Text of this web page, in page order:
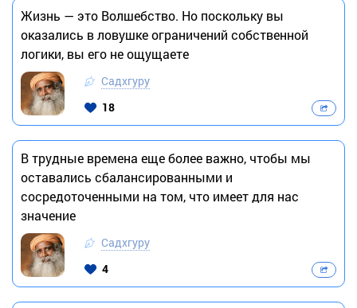
Жизнь — это Волшебство. Но поскольку вы
оказались в ловушке ограничений собственной
логики, вы его не ощущаете
Садхгуру
18
В трудные времена еще более важно, чтобы мы
оставались сбалансированными и
сосредоточенными на том, что имеет для нас
значение
Садхгуру
4